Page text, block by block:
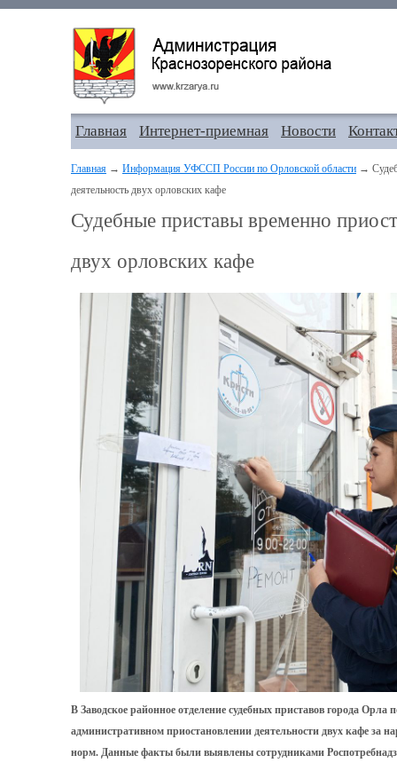
Главная Интернет-приемная Новости
Главная → Информация УФССП России по Орловской области →
деятельность двух орловских кафе
Судебные приставы временно
двух орловских кафе
В Заводское районное отделение судебных приставов города
административном приостановлении деятельности двух кафе за
норм. Данные факты были выявлены сотрудниками